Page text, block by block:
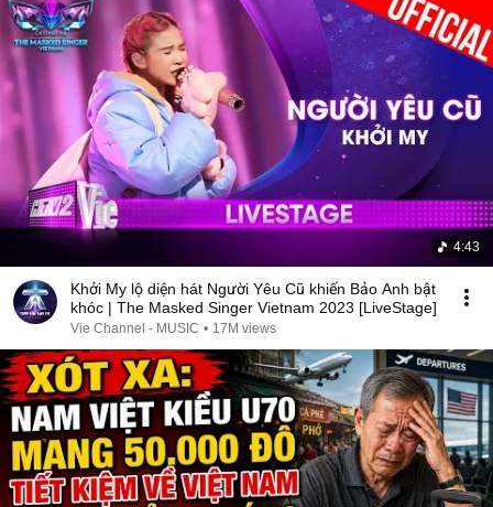
4:43
Khởi My lộ diện hát Người Yêu Cũ khiến Bảo Anh bật
khóc | The Masked Singer Vietnam 2023 [LiveStage]
Vie Channel - MUSIC • 17M views